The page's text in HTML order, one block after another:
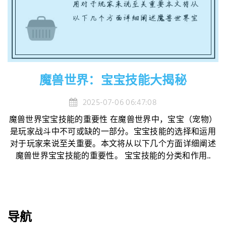
魔兽世界：宝宝技能大揭秘
2025-07-06 06:47:08
魔兽世界宝宝技能的重要性 在魔兽世界中，宝宝（宠物）
是玩家战斗中不可或缺的一部分。宝宝技能的选择和运用
对于玩家来说至关重要。本文将从以下几个方面详细阐述
魔兽世界宝宝技能的重要性。 宝宝技能的分类和作用...
导航